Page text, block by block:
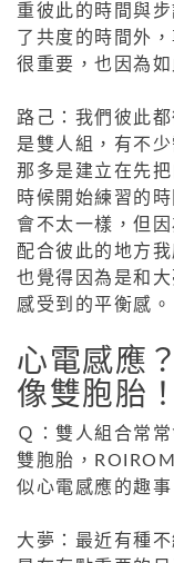
重彼此的時間與
了共度的時間外
很重要，也因為
路己：我們彼此
是雙人組，有不
那多是建立在先
時候開始練習的
會不太一樣，但
配合彼此的地方
也覺得因為是和
感受到的平衡感。
心電感應
像雙胞胎！
Ｑ：雙人組合常
雙胞胎，
似心電感應的趣事
大夢：最近有種